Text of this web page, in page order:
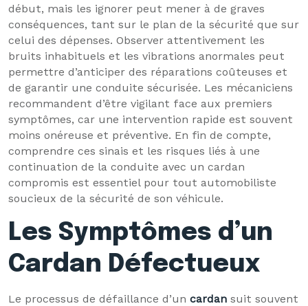
début, mais les ignorer peut mener à de graves
conséquences, tant sur le plan de la sécurité que sur
celui des dépenses. Observer attentivement les
bruits inhabituels et les vibrations anormales peut
permettre d’anticiper des réparations coûteuses et
de garantir une conduite sécurisée. Les mécaniciens
recommandent d’être vigilant face aux premiers
symptômes, car une intervention rapide est souvent
moins onéreuse et préventive. En fin de compte,
comprendre ces sinais et les risques liés à une
continuation de la conduite avec un cardan
compromis est essentiel pour tout automobiliste
soucieux de la sécurité de son véhicule.
Les Symptômes d’un
Cardan Défectueux
Le processus de défaillance d’un cardan suit souvent